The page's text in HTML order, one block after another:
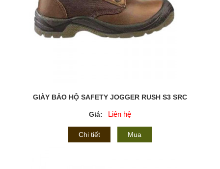
GIÀY BẢO HỘ SAFETY JOGGER RUSH S3 SRC
Giá: Liên hệ
Chi tiết Mua